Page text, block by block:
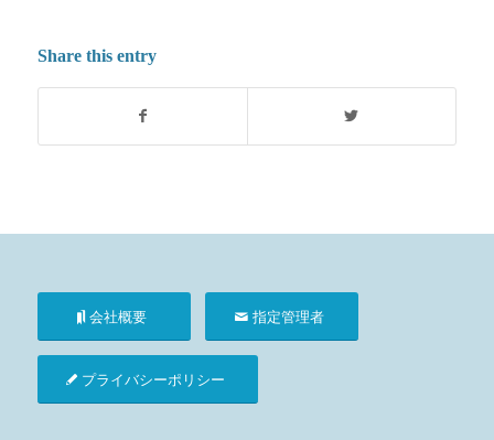
Share this entry
会社概要 指定管理者
プライバシーポリシー